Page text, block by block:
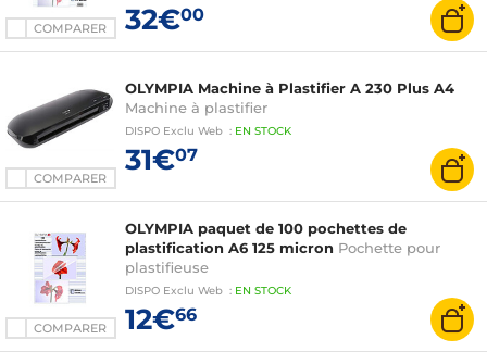
COMPARER 32€00
COMPARER
OLYMPIA Machine à Plastifier A 230 Plus A4
Machine à plastifier
DISPO Exclu Web : EN STOCK
31€07
COMPARER
OLYMPIA paquet de 100 pochettes de
plastification A6 125 micron Pochette pour
plastifieuse
DISPO Exclu Web : EN STOCK
12€66